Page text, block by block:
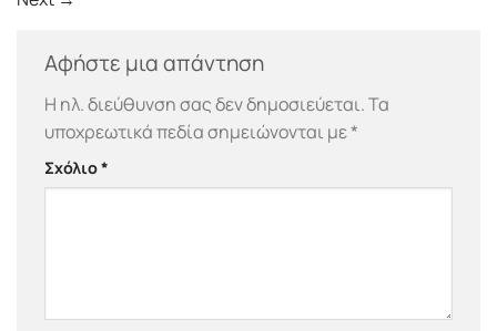
Αφήστε μια απάντηση
Η ηλ. διεύθυνση σας δεν δημοσιεύεται.Τα
υποχρεωτικά πεδία σημειώνονται με*
Σχόλιο*